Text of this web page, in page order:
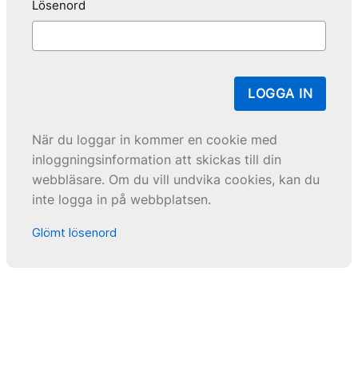
Lösenord
LOGGA IN
När du loggar in kommer en cookie med
inloggningsinformation att skickas till din
webbläsare. Om du vill undvika cookies, kan du
inte logga in på webbplatsen.
Glömt lösenord